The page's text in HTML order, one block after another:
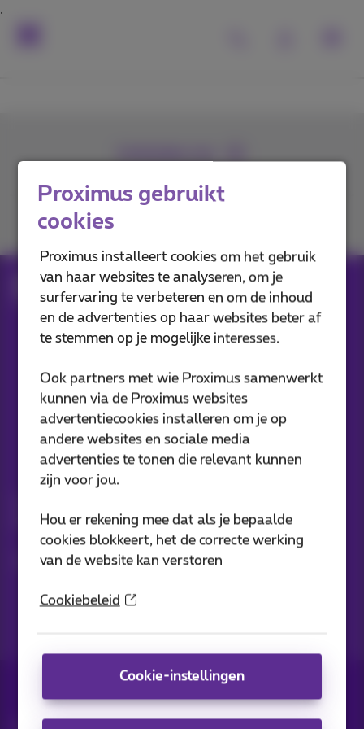
Proximus gebruikt
cookies
Proximus installeert cookies om het gebruik
van haar websites te analyseren, om je
surfervaring te verbeteren en om de inhoud
en de advertenties op haar websites beter af
te stemmen op je mogelijke interesses.
Ook partners met wie Proximus samenwerkt
kunnen via de Proximus websites
advertentiecookies installeren om je op
andere websites en sociale media
advertenties te tonen die relevant kunnen
zijn voor jou.
Hou er rekening mee dat als je bepaalde
cookies blokkeert, het de correcte werking
van de website kan verstoren
Cookiebeleid
Cookie-instellingen
Je vindt ons op
Toestellen
Smartphones, gsm's, tablets
Selecteer je combinatie
Nieuwtjes direct in je inbox
de naald
Ja, ik ben benieuwd!